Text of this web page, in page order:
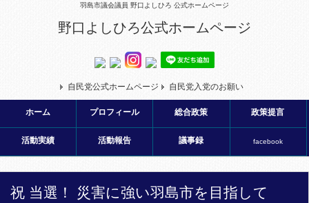
羽島市議会議員 野口よしひろ 公式ホームページ
野口よしひろ公式ホームページ
自民党公式ホームページ 自民党入党のお願い
ホーム プロフィール 総合政策 政策提言
活動実績 活動報告 議事録 facebook
祝 当選！ 災害に強い羽島市を目指して